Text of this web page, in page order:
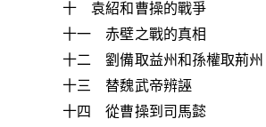
十 袁紹和曹操的戰爭
十一 赤壁之戰的真相
十二 劉備取益州和孫權取荊州
十三 替魏武帝辨誣
十四 從曹操到司馬懿